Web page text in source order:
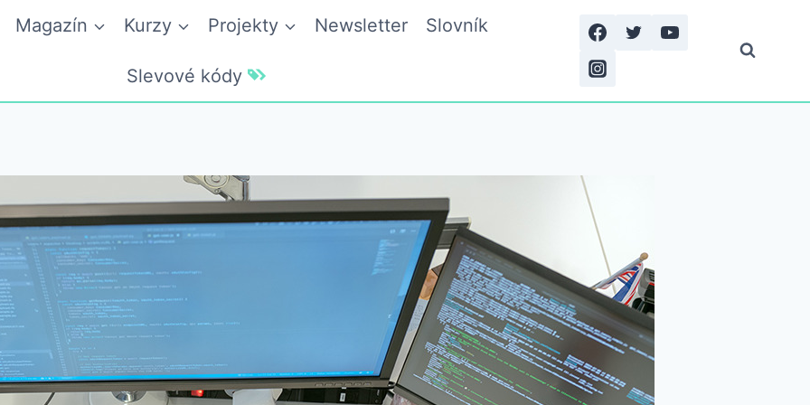
Magazín Kurzy Projekty Newsletter Slovník
Slevové kódy